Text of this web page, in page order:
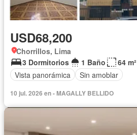
USD68,200
Chorrillos, Lima
3 Dormitorios
1 Baño
64 m²
Vista panorámica
Sin amoblar
10 jul. 2026 en - MAGALLY BELLIDO